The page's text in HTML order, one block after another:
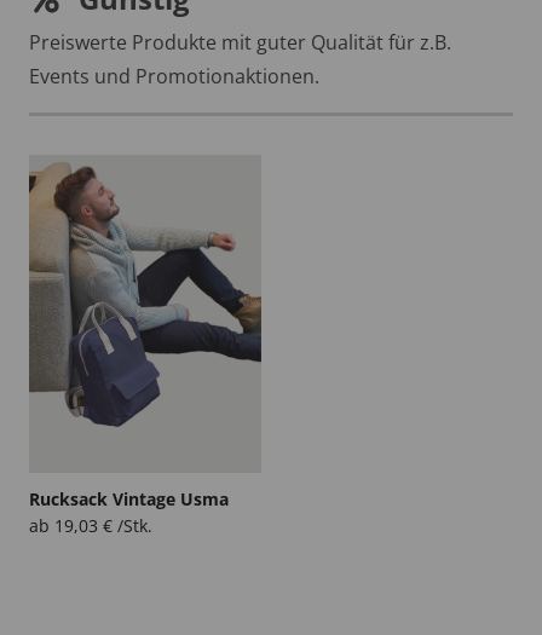
Preiswerte Produkte mit guter Qualität für z.B.
Events und Promotionaktionen.
Rucksack Vintage Usma
ab 19,03 € /Stk.